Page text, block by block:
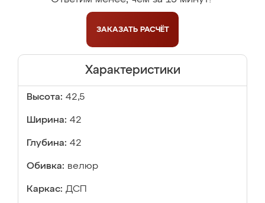
ЗАКАЗАТЬ РАСЧЁТ
Характеристики
Высота: 42,5
Ширина: 42
Глубина: 42
Обивка: велюр
Каркас: ДСП